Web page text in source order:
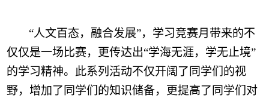
“人文百态，融合发展”，学习竞赛月带来的不
仅仅是一场比赛，更传达出“学海无涯，学无止境”
的学习精神。此系列活动不仅开阔了同学们的视
野， 增加 了同学们的知识储备，更提高了同学们 对